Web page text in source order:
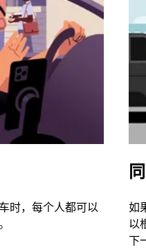
时，每个人都可以
如
以
下